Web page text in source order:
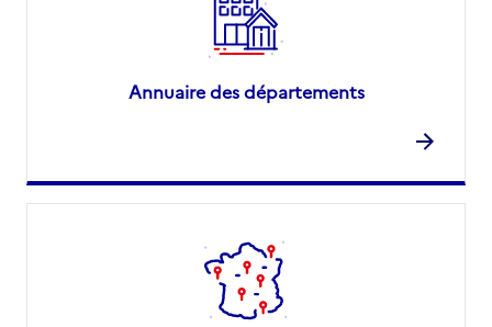
Annuaire des départements